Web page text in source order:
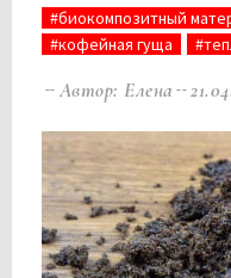
#биокомпозитный
#кофейная гуща
Автор: Елена